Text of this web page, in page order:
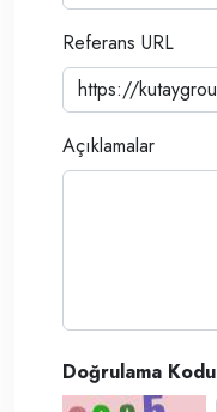
Referans URL
Açıklamalar
Doğrulama Kodu